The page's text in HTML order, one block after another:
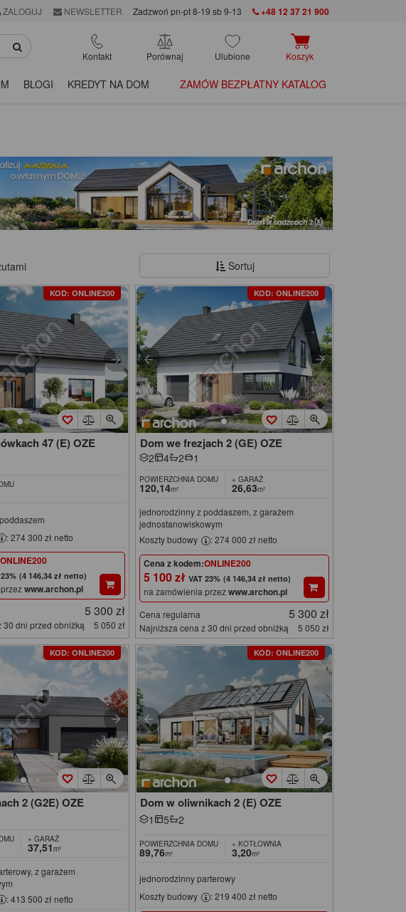
ZALOGUJ NEWSLETTER Zadzwoń pn-pt 8-19 sb 9-13 +48 12 37 21 900
Kontakt Porównaj Ulubione Koszyk
BLOGI KREDYT NA DOM ZAMÓW BEZPŁATNY KATALOG
Sortuj
KOD: ONLINE200
47 (E) OZE
: 274 300 zł netto
ONLINE200
(4 146,34 zł netto)
przezwww.archon.pl
5 300 zł
30 dni przed obniżką 5 050 zł
KOD: ONLINE200
Dom we frezjach 2 (GE) OZE
2 4 2 1
POWIERZCHNIA DOMU
120,14m²
+ GARAŻ
26,63m²
jednorodzinny z poddaszem, z garażem
jednostanowiskowym
Koszty budowy
: 274 000 zł netto
Cena z kodem:ONLINE200
5 100 zł (4 146,34 zł netto)
na zamówienia przezwww.archon.pl
Cena regularna 5 300 zł
Najniższa cena z 30 dni przed obniżką 5 050 zł
KOD: ONLINE200
2 (G2E) OZE
+ GARAŻ
37,51m²
z garażem
: 413 500 zł netto
KOD: ONLINE200
Dom w oliwnikach 2 (E) OZE
1 5 2
POWIERZCHNIA DOMU
89,76m²
+ KOTŁOWNIA
3,20m²
jednorodzinny parterowy
Koszty budowy
: 219 400 zł netto